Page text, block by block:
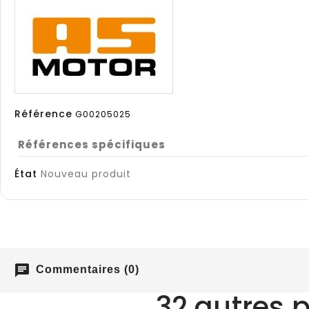
Référence G00205025
Références spécifiques
État Nouveau produit
chat Commentaires (0)